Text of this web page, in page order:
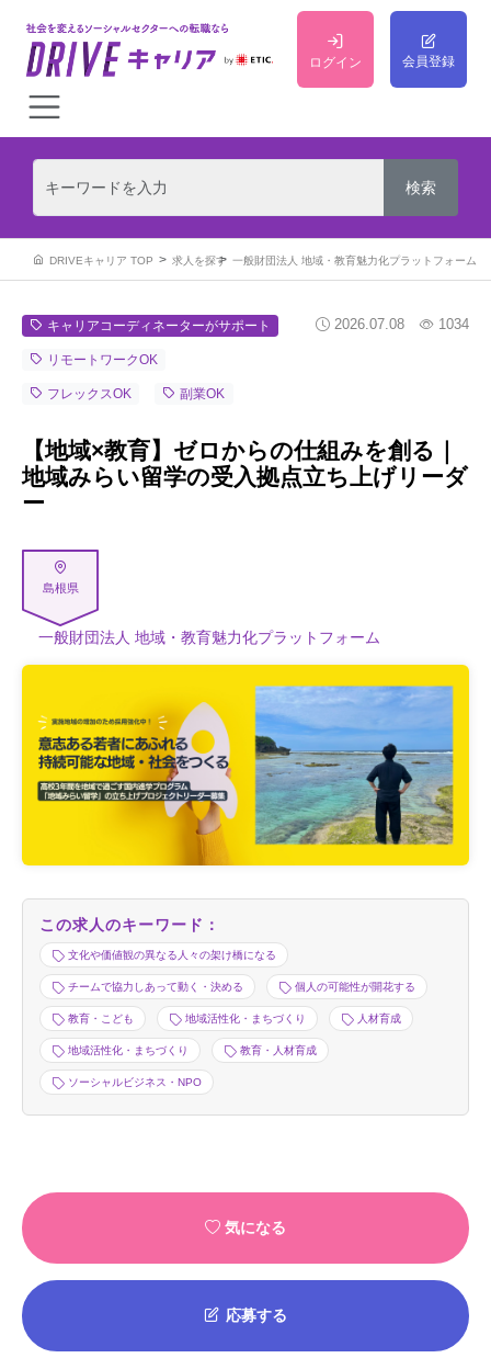
ログイン 会員登録
DRIVEキャリア TOP 求人を探す 一般財団法人 地域・教育魅力化プラットフォーム
キャリアコーディネーターがサポート
リモートワークOK
フレックスOK 副業OK
2026.07.08 1034
【地域×教育】ゼロからの仕組みを創る｜
地域みらい留学の受入拠点立ち上げリーダ
ー
島根県
一般財団法人 地域・教育魅力化プラットフォーム
この求人のキーワード：
文化や価値観の異なる人々の架け橋になる
チームで協力しあって動く・決める 個人の可能性が開花する
教育・こども 地域活性化・まちづくり 人材育成
地域活性化・まちづくり 教育・人材育成
ソーシャルビジネス・NPO
気になる
応募する